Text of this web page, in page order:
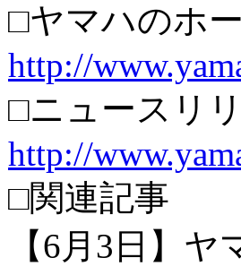
□ヤマハのホ
http://
□ニュースリ
http://
□関連記事
【6月3日】ヤ